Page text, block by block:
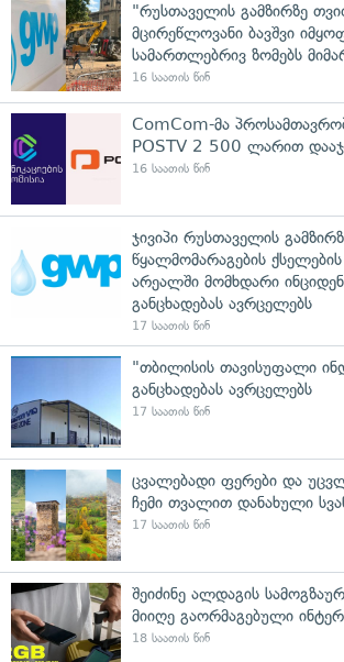
"რუსთაველის გამზირზე
მცირეწლოვანი ბავშვი
სამართლებრივ ზომებს
16 საათის წინ
ComCom-მა
POSTV 2 500 ლარით
16 საათის წინ
ჯივიპი რუსთაველის
წყალმომარაგების
არეალში მომხდარი
განცხადებას ავრცელებს
17 საათის წინ
"თბილისის თავისუფალი
განცხადებას ავრცელებს
17 საათის წინ
ცვალებადი ფერები და
ჩემი თვალით დანახული
17 საათის წინ
შეიძინე ალდაგის
მიიღე გაორმაგებული
18 საათის წინ